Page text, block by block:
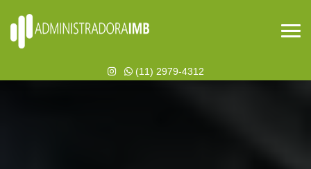
(11) 2979-4312